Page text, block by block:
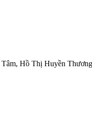
Hồ Thị Huyền